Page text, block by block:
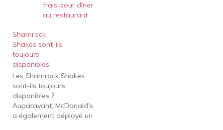
frais pour dîner
au restaurant
Shamrock
Shakes sont-ils
toujours
disponibles
Les Shamrock Shakes
sont-ils toujours
disponibles ?
Auparavant, McDonald's
a également déployé un